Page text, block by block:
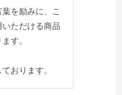
を励みに、こ
ただける商品
す。
おります。